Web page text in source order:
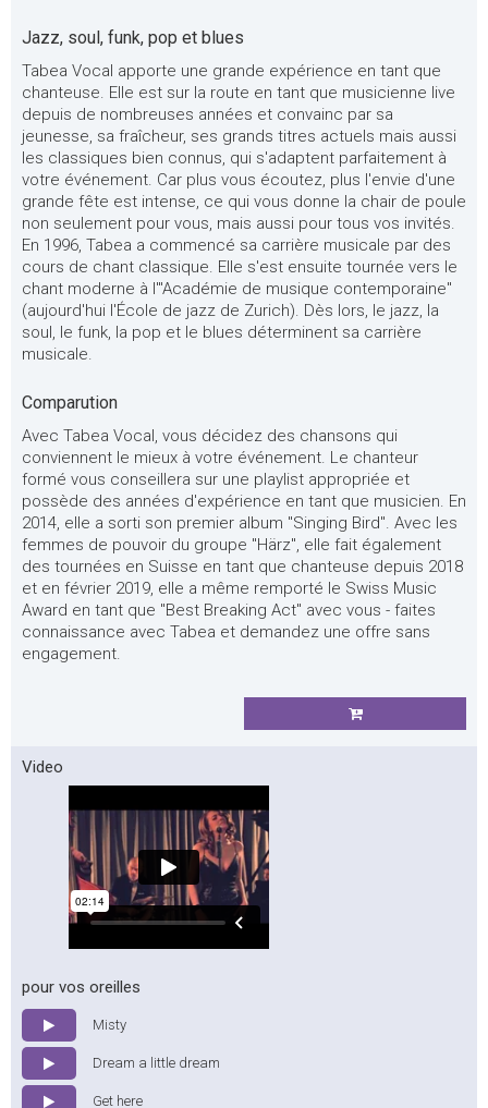
Jazz, soul, funk, pop et blues
Tabea Vocal apporte une grande expérience en tant que
chanteuse. Elle est sur la route en tant que musicienne live
depuis de nombreuses années et convainc par sa
jeunesse, sa fraîcheur, ses grands titres actuels mais aussi
les classiques bien connus, qui s'adaptent parfaitement à
votre événement. Car plus vous écoutez, plus l'envie d'une
grande fête est intense, ce qui vous donne la chair de poule
non seulement pour vous, mais aussi pour tous vos invités.
En 1996, Tabea a commencé sa carrière musicale par des
cours de chant classique. Elle s'est ensuite tournée vers le
chant moderne à l'"Académie de musique contemporaine"
(aujourd'hui l'École de jazz de Zurich). Dès lors, le jazz, la
soul, le funk, la pop et le blues déterminent sa carrière
musicale.
Comparution
Avec Tabea Vocal, vous décidez des chansons qui
conviennent le mieux à votre événement. Le chanteur
formé vous conseillera sur une playlist appropriée et
possède des années d'expérience en tant que musicien. En
2014, elle a sorti son premier album "Singing Bird". Avec les
femmes de pouvoir du groupe "Härz", elle fait également
des tournées en Suisse en tant que chanteuse depuis 2018
et en février 2019, elle a même remporté le Swiss Music
Award en tant que "Best Breaking Act" avec vous - faites
connaissance avec Tabea et demandez une offre sans
engagement.
Video
pour vos oreilles
Misty
Dream a little dream
Get here